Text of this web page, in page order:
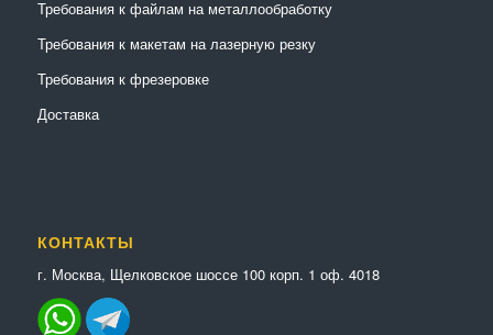
Требования к файлам на металлообработку
Требования к макетам на лазерную резку
Требования к фрезеровке
Доставка
КОНТАКТЫ
г. Москва, Щелковское шоссе 100 корп. 1 оф. 4018